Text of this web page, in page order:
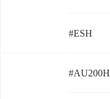
#ESH
#AU200H